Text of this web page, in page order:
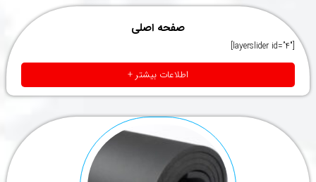
صفحه اصلی
[layerslider id=”4″]
اطلاعات بیشتر +